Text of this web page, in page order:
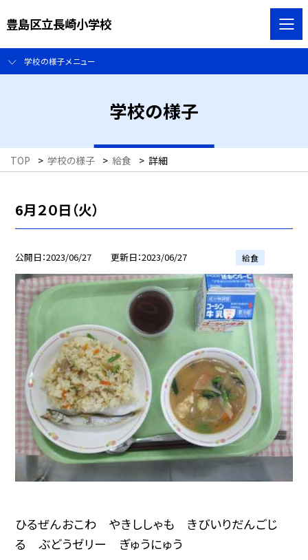
豊島区立長崎小学校
学校の様子メニュー
学校の様子
TOP > 学校の様子 > 給食 > 詳細
6月２０日（火）
公開日 2023/06/27 更新日 2023/06/27 給食
ひるぜんおこわ やきししゃも きびいりだんごじ
る ぶどうゼリー ぎゅうにゅう